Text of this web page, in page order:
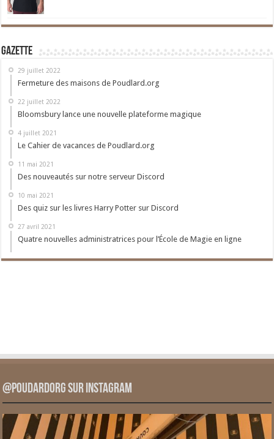
Gazette
29 juillet 2022
Fermeture des maisons de Poudlard.org
22 juillet 2022
Bloomsbury lance une nouvelle plateforme magique
4 juillet 2021
Le Cahier de vacances de Poudlard.org
11 mai 2021
Des nouveautés sur notre serveur Discord
10 mai 2021
Des quiz sur les livres Harry Potter sur Discord
27 avril 2021
Quatre nouvelles administratrices pour l’École de Magie en ligne
@PoudardOrg sur Instagram